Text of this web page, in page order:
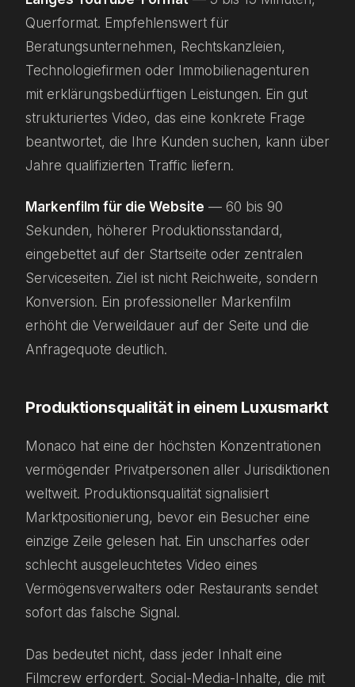
Querformat. Empfehlenswert für
Beratungsunternehmen, Rechtskanzleien,
Technologiefirmen oder Immobilienagenturen
mit erklärungsbedürftigen Leistungen. Ein gut
strukturiertes Video, das eine konkrete Frage
beantwortet, die Ihre Kunden suchen, kann über
Jahre qualifizierten Traffic liefern.
Markenfilm für die Website — 60 bis 90
Sekunden, höherer Produktionsstandard,
eingebettet auf der Startseite oder zentralen
Serviceseiten. Ziel ist nicht Reichweite, sondern
Konversion. Ein professioneller Markenfilm
erhöht die Verweildauer auf der Seite und die
Anfragequote deutlich.
Produktionsqualität in einem Luxusmarkt
Monaco hat eine der höchsten Konzentrationen
vermögender Privatpersonen aller Jurisdiktionen
weltweit. Produktionsqualität signalisiert
Marktpositionierung, bevor ein Besucher eine
einzige Zeile gelesen hat. Ein unscharfes oder
schlecht ausgeleuchtetes Video eines
Vermögensverwalters oder Restaurants sendet
sofort das falsche Signal.
Das bedeutet nicht, dass jeder Inhalt eine
Filmcrew erfordert. Social-Media-Inhalte, die mit